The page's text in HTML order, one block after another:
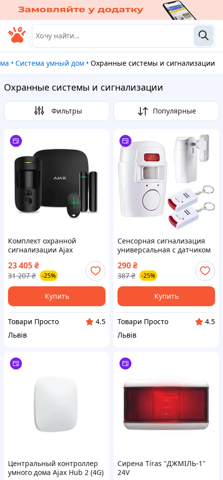
• Система умный дом • Охранные системы и сигнализации
Охранные системы и сигнализации
Фильтры Популярные
Комплект охранной
сигнализации Ajax
black
23 405₴
31 207 ₴ -25%
Купить
Товари Просто
4.5
Львів
Сенсорная сигнализация
универсальная с датчиком
движения, сиреной 105 дБ,
2 пультами
290₴
387 ₴ -25%
Купить
Товари Просто
4.5
Львів
Центральный контроллер
умного дома Ajax Hub 2 (4G)
Сирена Tiras "ДЖМІЛЬ-1"
24V